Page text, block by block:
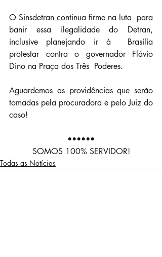
O Sinsdetran continua firme na luta  para
banir essa ilegalidade do Detran,
inclusive planejando ir à  Brasília
protestar contra o governador Flávio
Dino na Praça dos Três  Poderes.
Aguardemos as providências que serão
tomadas pela procuradora e pelo Juiz do
caso!
••••••
SOMOS 100% SERVIDOR!
Todas as Notícias